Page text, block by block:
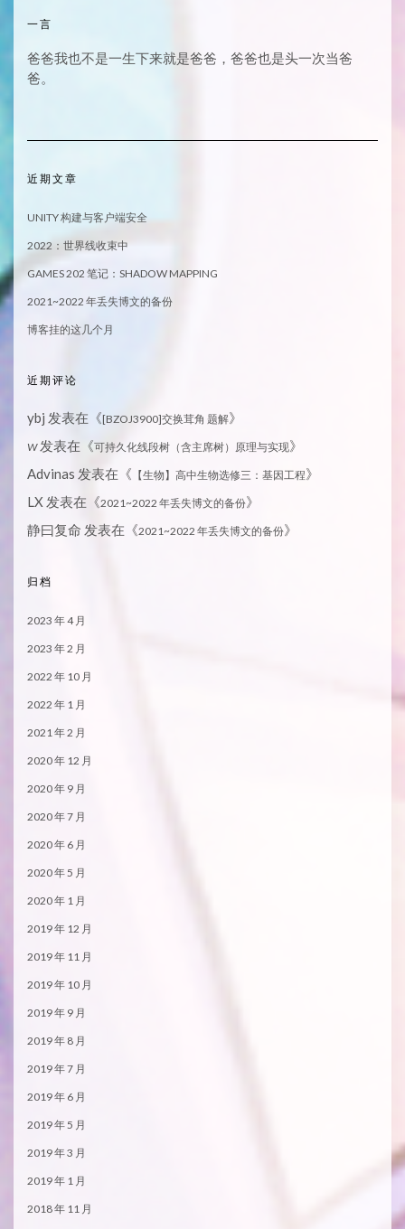
一言
爸爸我也不是一生下来就是爸爸，爸爸也是头一次当爸
爸。
近期文章
UNITY 构建与客户端安全
2022：世界线收束中
GAMES 202 笔记：SHADOW MAPPING
2021~2022 年丢失博文的备份
博客挂的这几个月
近期评论
ybj 发表在《[BZOJ3900]交换茸角 题解》
W发表在《可持久化线段树（含主席树）原理与实现》
Advinas 发表在《 【生物】高中生物选修三：基因工程》
LX 发表在《2021~2022 年丢失博文的备份》
静曰复命 发表在《2021~2022 年丢失博文的备份》
归档
2023 年 4 月
2023 年 2 月
2022 年 10 月
2022 年 1 月
2021 年 2 月
2020 年 12 月
2020 年 9 月
2020 年 7 月
2020 年 6 月
2020 年 5 月
2020 年 1 月
2019 年 12 月
2019 年 11 月
2019 年 10 月
2019 年 9 月
2019 年 8 月
2019 年 7 月
2019 年 6 月
2019 年 5 月
2019 年 3 月
2019 年 1 月
2018 年 11 月